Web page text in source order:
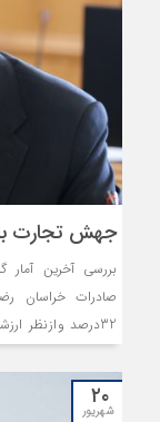
جهش تجارت
بررسی آخرین آمار
قزاقستان 10کشور اول مقصد کالاهای صادراتی خراسان رضوی بوده اند.
۲۰
شهریور